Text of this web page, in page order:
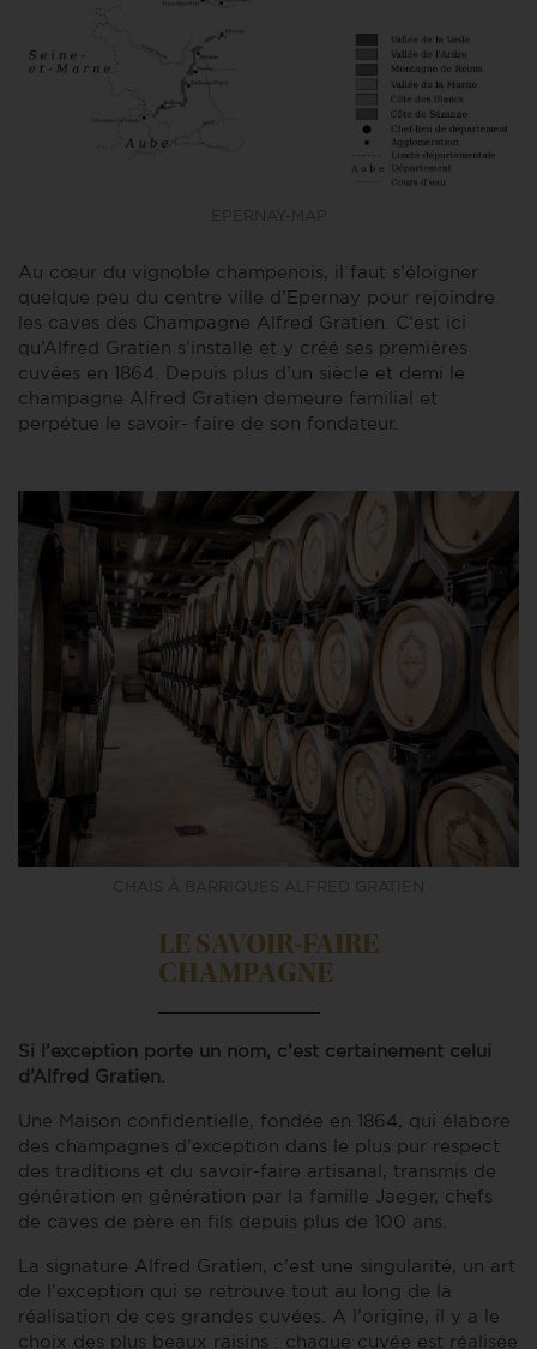
Au cœur du vignoble champenois, il faut s’éloigner
quelque peu du centre ville d’Epernay pour rejoindre
les caves des Champagne Alfred Gratien. C’est ici
qu’Alfred Gratien s’installe et y créé ses premières
cuvées en 1864. Depuis plus d’un siècle et demi le
champagne Alfred Gratien demeure familial et
perpétue le savoir- faire de son fondateur.
LE SAVOIR-FAIRE
CHAMPAGNE
Si l’exception porte un nom, c’est certainement celui
d’Alfred Gratien.
Une Maison confidentielle, fondée en 1864, qui élabore
des champagnes d’exception dans le plus pur respect
des traditions et du savoir-faire artisanal, transmis de
génération en génération par la famille Jaeger, chefs
de caves de père en fils depuis plus de 100 ans.
La signature Alfred Gratien, c’est une singularité, un art
de l’exception qui se retrouve tout au long de la
réalisation de ces grandes cuvées. A l’origine, il y a le
choix des plus beaux raisins : chaque cuvée est réalisée